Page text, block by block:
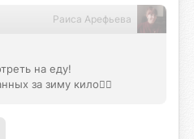
Раиса Арефьева
на еду!
за зиму кило👍🏻